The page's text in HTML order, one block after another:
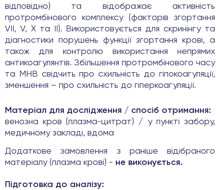
відповідно) та відображає активність
протромбінового комплексу (факторів згортання
VII, V, X та II). Використовується для скринінгу та
діагностики порушень функції згортання крові, а
також для контролю використання непрямих
антикоагулянтів. Збільшення протромбінового часу
та МНВ свідчить про схильність до гіпокоагуляції,
зменшення – про схильність до гіперкоагуляції.
Матеріал для дослідження / спосіб отримання:
венозна кров (плазма-цитрат) / у пункті забору,
медичному закладі, вдома
Додаткове замовлення з раніше відібраного
матеріалу (плазма крові) - не виконується.
Підготовка до аналізу: